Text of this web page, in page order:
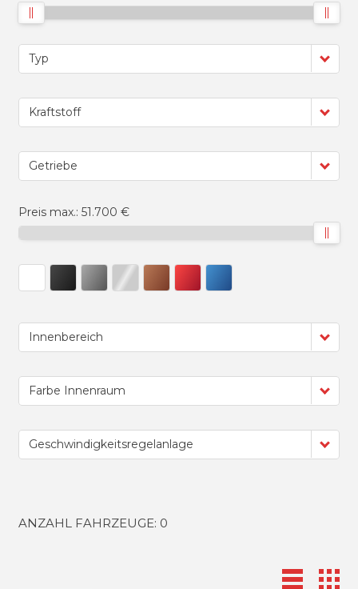
Typ
Kraftstoff
Getriebe
Preis max.: 51.700 €
Innenbereich
Farbe Innenraum
Geschwindigkeitsregelanlage
ANZAHL FAHRZEUGE: 0